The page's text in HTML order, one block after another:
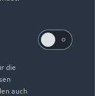
die
auch